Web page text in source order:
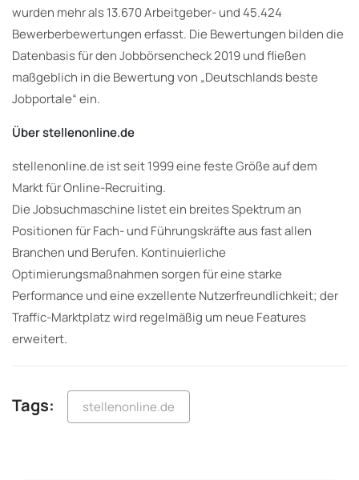
wurden mehr als 13.670 Arbeitgeber- und 45.424
Bewerberbewertungen erfasst. Die Bewertungen bilden die
Datenbasis für den Jobbörsencheck 2019 und fließen
maßgeblich in die Bewertung von „Deutschlands beste
Jobportale“ ein.
Über stellenonline.de
stellenonline.de ist seit 1999 eine feste Größe auf dem
Markt für Online-Recruiting.
Die Jobsuchmaschine listet ein breites Spektrum an
Positionen für Fach- und Führungskräfte aus fast allen
Branchen und Berufen. Kontinuierliche
Optimierungsmaßnahmen sorgen für eine starke
Performance und eine exzellente Nutzerfreundlichkeit; der
Traffic-Marktplatz wird regelmäßig um neue Features
erweitert.
Tags: stellenonline.de